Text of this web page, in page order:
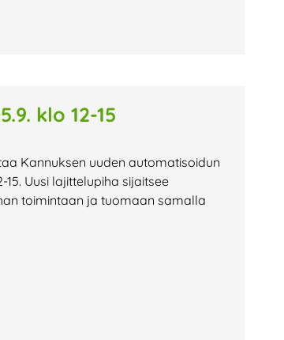
klo 12-15
Kannuksen uuden automatisoidun
Uusi lajittelupiha sijaitsee
toimintaan ja tuomaan samalla